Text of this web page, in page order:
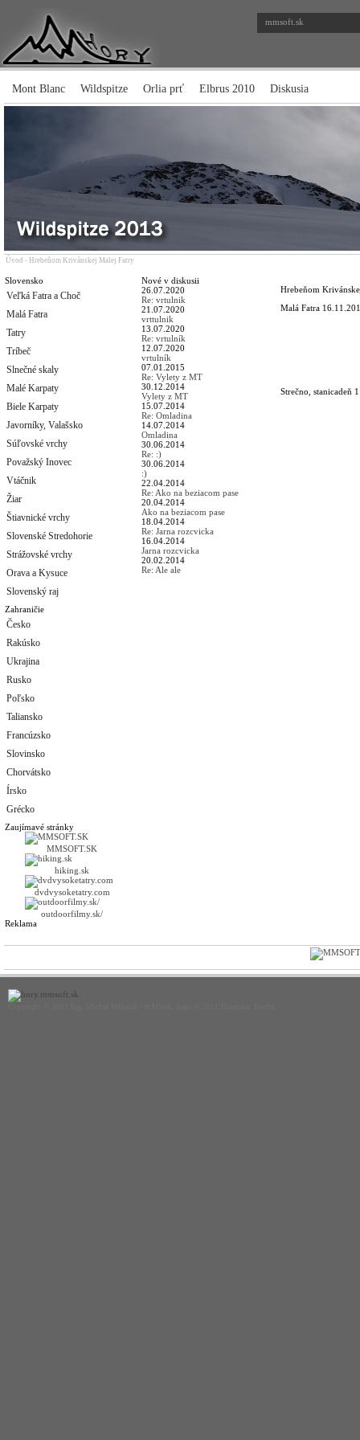
mmsoft.sk
Mont Blanc Wildspitze Orlia prť Elbrus 2010 Diskusia
Úvod - Hrebeňom Krivánskej Malej Fatry
Slovensko
Veľká Fatra a Choč
Malá Fatra
Tatry
Tríbeč
Slnečné skaly
Malé Karpaty
Biele Karpaty
Javorníky, Valašsko
Súľovské vrchy
Považský Inovec
Vtáčnik
Žiar
Štiavnické vrchy
Slovenské Stredohorie
Strážovské vrchy
Orava a Kysuce
Slovenský raj
Zahraničie
Česko
Rakúsko
Ukrajina
Rusko
Poľsko
Taliansko
Francúzsko
Slovinsko
Chorvátsko
Írsko
Grécko
Zaujímavé stránky
MMSOFT.SK
hiking.sk
dvdvysoketatry.com
outdoorfilmy.sk/
Reklama
Nové v diskusii
26.07.2020
Re: vrtulnik
21.07.2020
vrttulnik
13.07.2020
Re: vrtulník
12.07.2020
vrtulník
07.01.2015
Re: Vylety z MT
30.12.2014
Vylety z MT
15.07.2014
Re: Omladina
14.07.2014
Omladina
30.06.2014
Re: :)
30.06.2014
:)
22.04.2014
Re: Ako na beziacom pase
20.04.2014
Ako na beziacom pase
18.04.2014
Re: Jarna rozcvicka
16.04.2014
Jarna rozcvicka
20.02.2014
Re: Ale ale
Hrebeňom
Malá Fatra
Strečno, stanicadeň 1